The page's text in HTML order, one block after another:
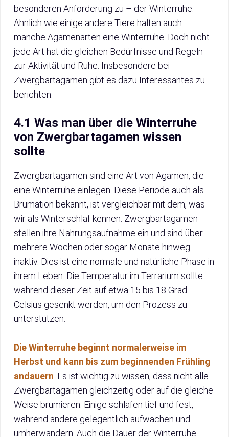
besonderen Anforderung zu – der Winterruhe.
Ähnlich wie einige andere Tiere halten auch
manche Agamenarten eine Winterruhe. Doch nicht
jede Art hat die gleichen Bedürfnisse und Regeln
zur Aktivität und Ruhe. Insbesondere bei
Zwergbartagamen gibt es dazu Interessantes zu
berichten.
4.1 Was man über die Winterruhe
von Zwergbartagamen wissen
sollte
Zwergbartagamen sind eine Art von Agamen, die
eine Winterruhe einlegen. Diese Periode auch als
Brumation bekannt, ist vergleichbar mit dem, was
wir als Winterschlaf kennen. Zwergbartagamen
stellen ihre Nahrungsaufnahme ein und sind über
mehrere Wochen oder sogar Monate hinweg
inaktiv. Dies ist eine normale und natürliche Phase in
ihrem Leben. Die Temperatur im Terrarium sollte
während dieser Zeit auf etwa 15 bis 18 Grad
Celsius gesenkt werden, um den Prozess zu
unterstützen.
Die Winterruhe beginnt normalerweise im
Herbst und kann bis zum beginnenden Frühling
andauern . Es ist wichtig zu wissen, dass nicht alle
Zwergbartagamen gleichzeitig oder auf die gleiche
Weise brumieren. Einige schlafen tief und fest,
während andere gelegentlich aufwachen und
umherwandern. Auch die Dauer der Winterruhe